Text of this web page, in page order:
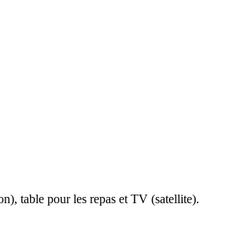
table pour les repas et TV (satellite).